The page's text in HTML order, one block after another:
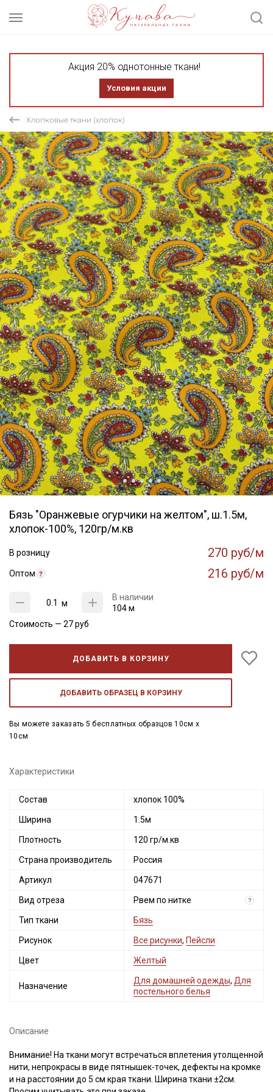
Акция 20% однотонные ткани!
Условия акции
Хлопковые ткани (хлопок)
Бязь "Оранжевые огурчики на желтом", ш.1.5м,
хлопок-100%, 120гр/м.кв
В розницу 270 руб/м
Оптом 216 руб/м
м
В наличии
104 м
Стоимость — 27руб
ДОБАВИТЬ В КОРЗИНУ
ДОБАВИТЬ ОБРАЗЕЦ В КОРЗИНУ
Вы можете заказать 5 бесплатных образцов 10см x
10см
Характеристики
Состав хлопок 100%
Ширина 1.5м
Плотность 120 гр/м.кв
Страна производитель Россия
Артикул 047671
Вид отреза Рвем по нитке ?
Тип ткани Бязь
Рисунок Все рисунки, Пейсли
Цвет Желтый
Назначение
Для домашней одежды, Для
постельного белья
Описание
Внимание! На ткани могут встречаться вплетения утолщенной
нити, непрокрасы в виде пятнышек-точек, дефекты на кромке
и на расстоянии до 5 см края ткани. Ширина ткани ±2см.